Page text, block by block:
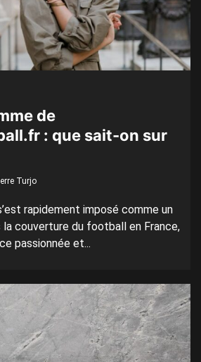
de
: que sait-on sur
Turjo
rapidement imposé comme un
la couverture du football en France,
passionnée et...